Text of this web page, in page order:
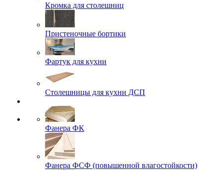
Кромка для столешниц
Пристеночные бортики
Фартук для кухни
Столешницы для кухни ДСП
Фанера ФК
Фанера ФСФ (повышенной влагостойкости)